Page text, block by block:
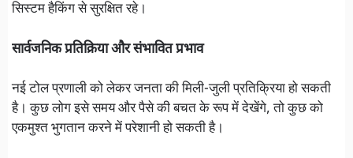
सिस्टम हैकिंग से सुरक्षित रहे।
सार्वजनिक प्रतिक्रिया और संभावित प्रभाव
नई टोल प्रणाली को लेकर जनता की मिली-जुली प्रतिक्रिया हो सकती
है। कुछ लोग इसे समय और पैसे की बचत के रूप में देखेंगे, तो कुछ को
एकमुश्त भुगतान करने में परेशानी हो सकती है।